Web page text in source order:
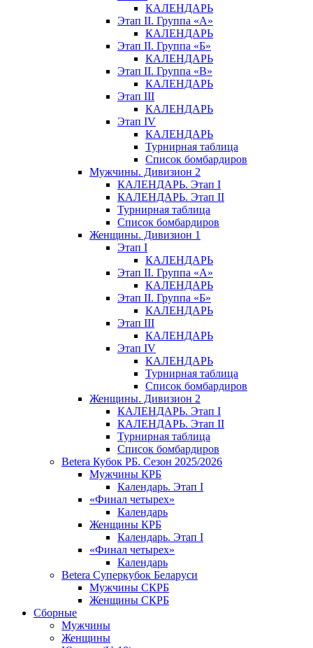
КАЛЕНДАРЬ
Этап II. Группа «А»
КАЛЕНДАРЬ
Этап II. Группа «Б»
КАЛЕНДАРЬ
Этап II. Группа «В»
КАЛЕНДАРЬ
Этап III
КАЛЕНДАРЬ
Этап IV
КАЛЕНДАРЬ
Турнирная таблица
Список бомбардиров
Мужчины. Дивизион 2
КАЛЕНДАРЬ. Этап I
КАЛЕНДАРЬ. Этап II
Турнирная таблица
Список бомбардиров
Женщины. Дивизион 1
Этап I
КАЛЕНДАРЬ
Этап II. Группа «А»
КАЛЕНДАРЬ
Этап II. Группа «Б»
КАЛЕНДАРЬ
Этап III
КАЛЕНДАРЬ
Этап IV
КАЛЕНДАРЬ
Турнирная таблица
Список бомбардиров
Женщины. Дивизион 2
КАЛЕНДАРЬ. Этап I
КАЛЕНДАРЬ. Этап II
Турнирная таблица
Список бомбардиров
Betera Кубок РБ. Сезон 2025/2026
Мужчины КРБ
Календарь. Этап I
«Финал четырех»
Календарь
Женщины КРБ
Календарь. Этап I
«Финал четырех»
Календарь
Betera Суперкубок Беларуси
Мужчины СКРБ
Женщины СКРБ
Сборные
Мужчины
Женщины